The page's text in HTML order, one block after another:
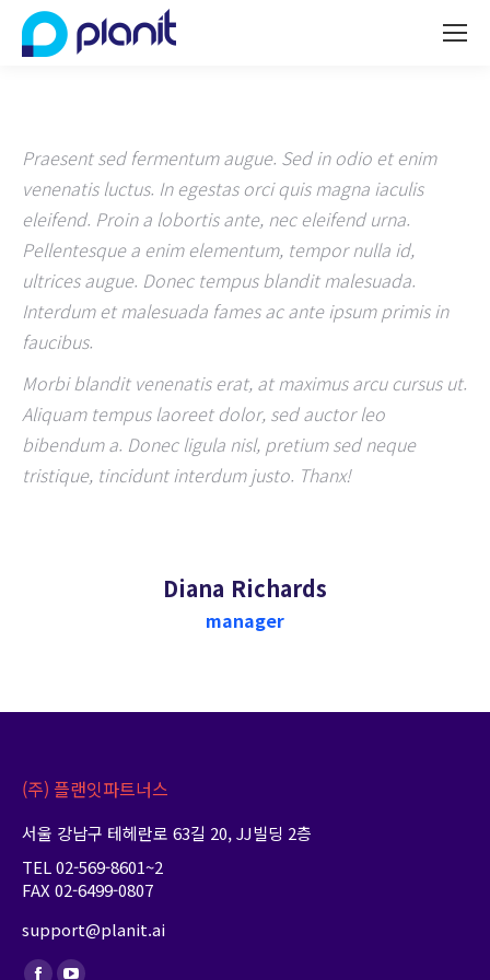
Praesent sed fermentum augue. Sed in odio et enim
venenatis luctus. In egestas orci quis magna iaculis
eleifend. Proin a lobortis ante, nec eleifend urna.
Pellentesque a enim elementum, tempor nulla id,
ultrices augue. Donec tempus blandit malesuada.
Interdum et malesuada fames ac ante ipsum primis in
faucibus.
Morbi blandit venenatis erat, at maximus arcu cursus ut.
Aliquam tempus laoreet dolor, sed auctor leo
bibendum a. Donec ligula nisl, pretium sed neque
tristique, tincidunt interdum justo. Thanx!
Diana Richards
manager
(주) 플랜잇파트너스
서울 강남구 테헤란로 63길 20, JJ빌딩 2층
TEL 02-569-8601~2
FAX 02-6499-0807
support@planit.ai
Find us on: